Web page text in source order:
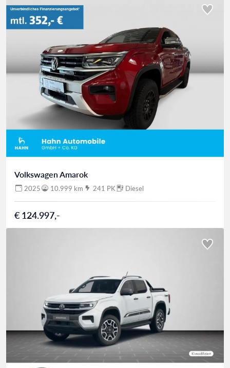
Volkswagen Amarok
2025 10.999 km 241 PK Diesel
€ 124.997,-